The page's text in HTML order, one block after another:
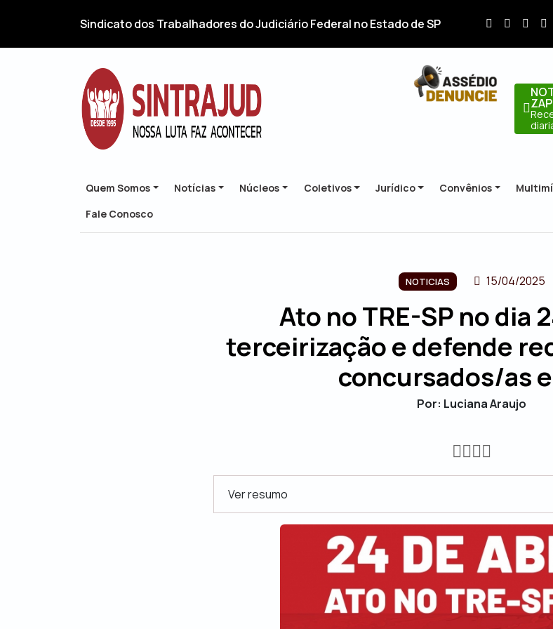
Sindicato dos Trabalhadores do Judiciário Federal no Estado de SP
ZAP
Quem Somos Notícias Núcleos Coletivos Jurídico Convênios
Fale Conosco
NOTICIAS 15/04/2025
Ato no TRE-SP no dia
terceirização e defende
concursados/as e
Por: Luciana Araujo
Ver resumo